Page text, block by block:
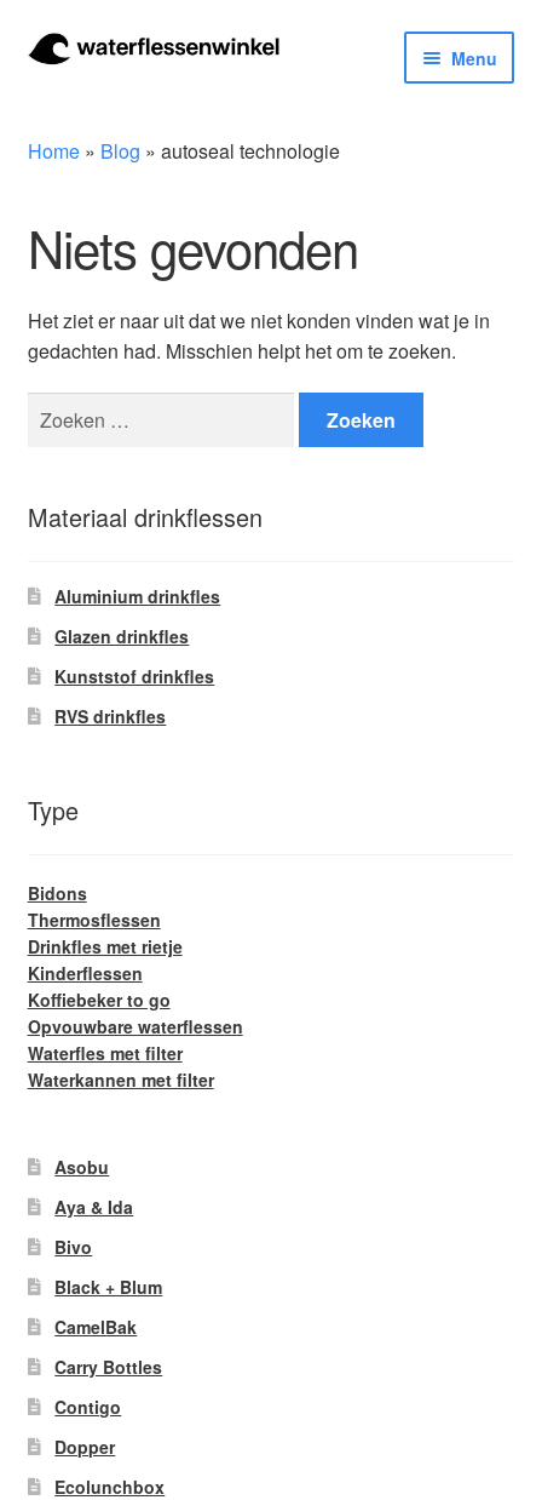
Ga
Ga
Menu
Thermosfles
Kinderflessen
Waterfles met filter
RVS drinkfles
Broodtrommels & lunchboxen
Accessoires
Aanbiedingen
Waterfles bedrukken
Reviews waterflessenwinkel.nl
Contact Waterflessenwinkel.nl
Home» Blog » autoseal technologie
Niets gevonden
Het ziet er naar uit dat we niet konden vinden wat je in
gedachten had. Misschien helpt het om te zoeken.
Zoeken
naar:
Materiaal drinkflessen
Aluminium drinkfles
Glazen drinkfles
Kunststof drinkfles
RVS drinkfles
Type
Bidons
Thermosflessen
Drinkfles met rietje
Kinderflessen
Koffiebeker to go
Opvouwbare waterflessen
Waterfles met filter
Waterkannen met filter
Asobu
Aya & Ida
Bivo
Black + Blum
CamelBak
Carry Bottles
Contigo
Dopper
Ecolunchbox